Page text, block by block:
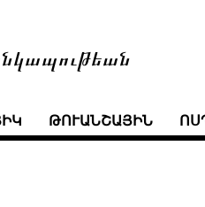
ԹՈՒԱՆՇԱՅԻՆ